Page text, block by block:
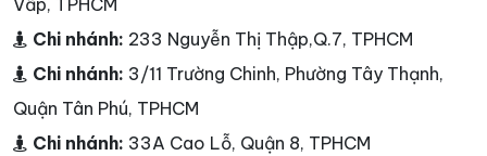
Chi nhánh: 233 Nguyễn Thị Thập,Q.7, TPHCM
Chi nhánh: 3/11 Trường Chinh, Phường Tây Thạnh,
Quận Tân Phú, TPHCM
Chi nhánh: 33A Cao Lỗ, Quận 8, TPHCM